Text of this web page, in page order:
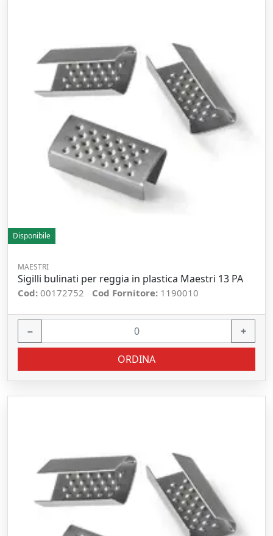
Disponibile
MAESTRI
Sigilli bulinati per reggia in plastica Maestri 13 PA
Cod: 00172752 Cod Fornitore: 1190010
− +
ORDINA